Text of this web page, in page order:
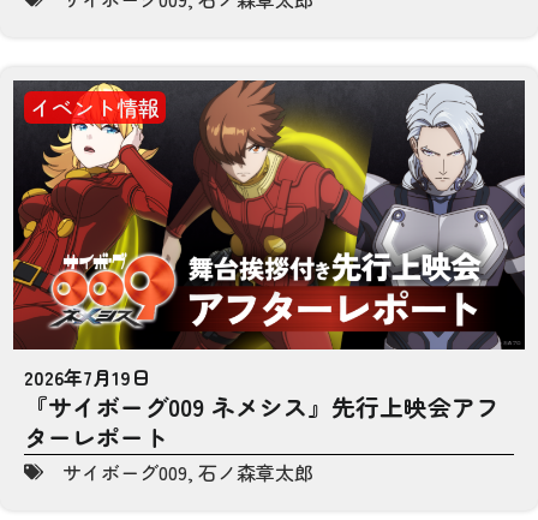
イベント情報
2026年7月19日
『サイボーグ009 ネメシス』先行上映会アフ
ターレポート
サイボーグ009, 石ノ森章太郎